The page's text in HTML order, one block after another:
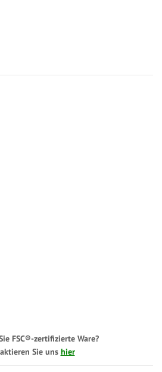
FSC®-zertifizierte Ware?
Sie uns hier